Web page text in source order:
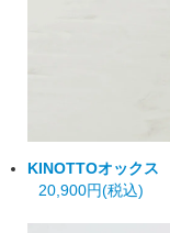
KINOTTOオックス
20,900円(税込)